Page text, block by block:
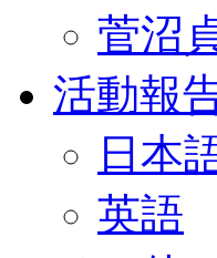
菅沼
活動報
日本
英語